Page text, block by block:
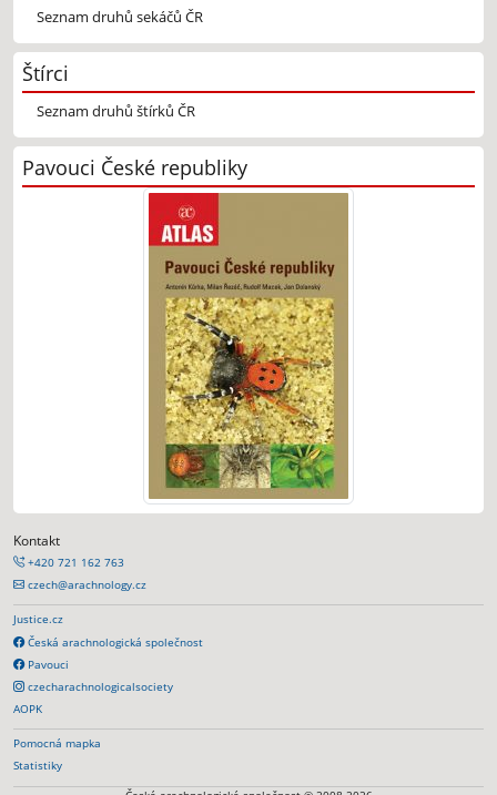
Seznam druhů sekáčů ČR
Štírci
Seznam druhů štírků ČR
Pavouci České republiky
Kontakt
+420 721 162 763
czech@arachnology.cz
Justice.cz
Česká arachnologická společnost
Pavouci
czecharachnologicalsociety
AOPK
Pomocná mapka
Statistiky